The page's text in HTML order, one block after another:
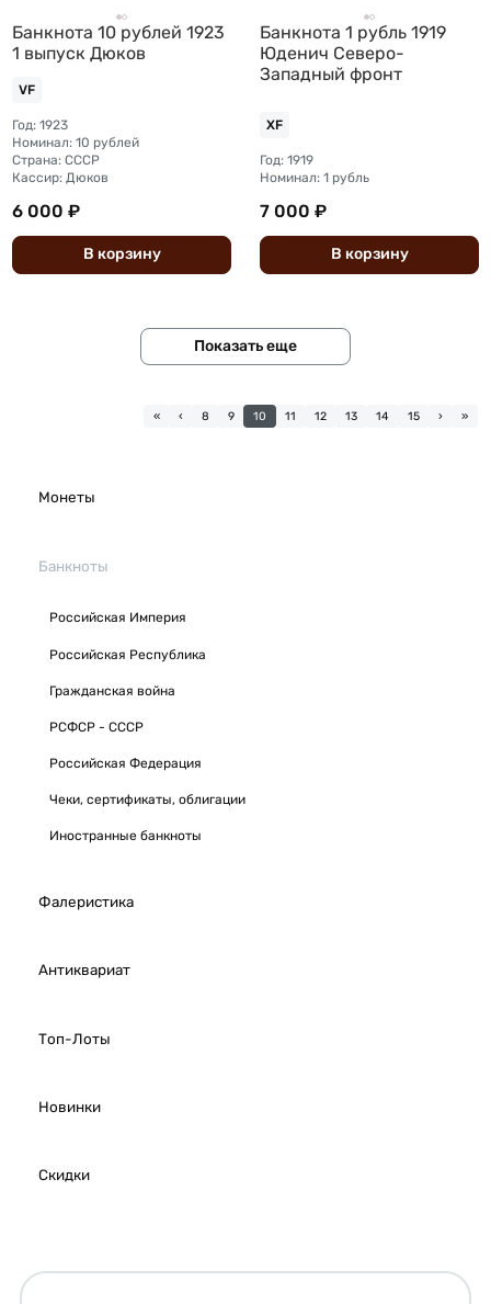
Монеты
Банкноты
Российская Империя
Российская Республика
Гражданская война
РСФСР - СССР
Российская Федерация
Чеки, сертификаты, облигации
Иностранные банкноты
Фалеристика
Антиквариат
Топ-Лоты
Новинки
Скидки
Банкнота 10 рублей 1923
1 выпуск Дюков
VF
Год: 1923
Номинал: 10 рублей
Страна: СССР
Кассир: Дюков
6 000 ₽
В корзину
Банкнота 1 рубль 1919
Юденич Северо-
Западный фронт
XF
Год: 1919
Номинал: 1 рубль
7 000 ₽
В корзину
Показать еще
« ‹ 8 9 10 11 12 13 14 15 › »